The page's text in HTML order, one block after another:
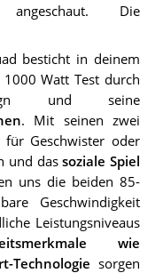
Die
besticht in deinem
Watt Test durch
und seine
. Mit seinen zwei
Geschwister oder
und dassoziale Spiel
uns die beiden 85-
Geschwindigkeit
Leistungsniveaus
wie
Technologie sorgen